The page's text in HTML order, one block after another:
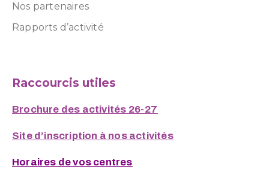
Nos partenaires
Rapports d’activité
Raccourcis utiles
Brochure des activités 26-27
Site d’inscription à nos activités
Horaires de vos centres